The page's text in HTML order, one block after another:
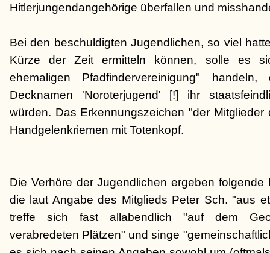
Hitlerjungendangehörige überfallen und
Bei den beschuldigten Jugendlichen, so viel
Kürze der Zeit ermitteln können, solle es
ehemaligen Pfadfindervereinigung"
Decknamen 'Noroterjugend' [!] ihr
würden. Das Erkennungszeichen "der Mitglieder
Handgelenkriemen mit Totenkopf.
Die Verhöre der Jugendlichen ergeben folgende
die laut Angabe des Mitglieds Peter Sch. "aus
treffe sich fast allabendlich "auf dem
verabredeten Plätzen" und singe